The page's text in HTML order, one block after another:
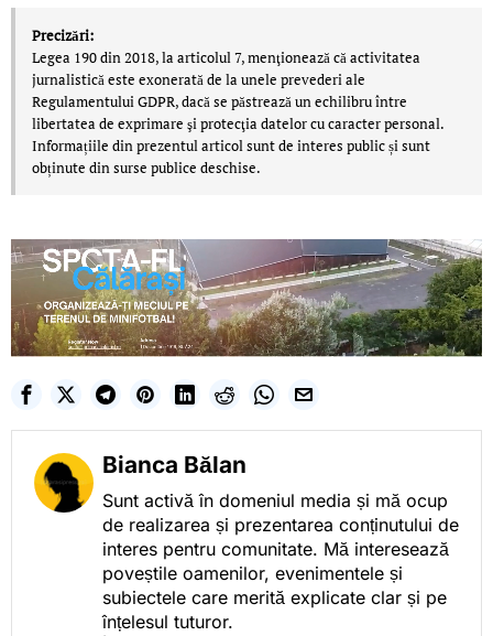
Precizări:
Legea 190 din 2018, la articolul 7, menţionează că activitatea
jurnalistică este exonerată de la unele prevederi ale
Regulamentului GDPR, dacă se păstrează un echilibru între
libertatea de exprimare şi protecţia datelor cu caracter personal.
Informațiile din prezentul articol sunt de interes public și sunt
obținute din surse publice deschise.
Bianca Bălan
Sunt activă în domeniul media și mă ocup
de realizarea și prezentarea conținutului de
interes pentru comunitate. Mă interesează
poveștile oamenilor, evenimentele și
subiectele care merită explicate clar și pe
înțelesul tuturor.